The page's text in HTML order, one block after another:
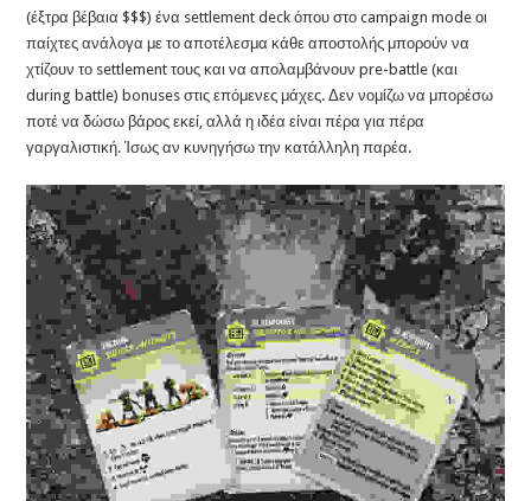
(έξτρα βέβαια $$$) ένα settlement deck όπου στο campaign mode οι
παίχτες ανάλογα με το αποτέλεσμα κάθε αποστολής μπορούν να
χτίζουν το settlement τους και να απολαμβάνουν pre-battle (και
during battle) bonuses στις επόμενες μάχες. Δεν νομίζω να μπορέσω
ποτέ να δώσω βάρος εκεί, αλλά η ιδέα είναι πέρα για πέρα
γαργαλιστική. Ίσως αν κυνηγήσω την κατάλληλη παρέα.